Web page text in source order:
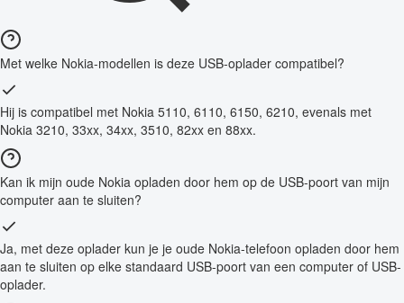
Met welke Nokia-modellen is deze USB-oplader compatibel?
Hij is compatibel met Nokia 5110, 6110, 6150, 6210, evenals met
Nokia 3210, 33xx, 34xx, 3510, 82xx en 88xx.
Kan ik mijn oude Nokia opladen door hem op de USB-poort van mijn
computer aan te sluiten?
Ja, met deze oplader kun je je oude Nokia-telefoon opladen door hem
aan te sluiten op elke standaard USB-poort van een computer of USB-
oplader.